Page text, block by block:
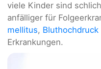
viele Kinder sind
anfälliger für
mellitus, Bluthochdruck
Erkrankungen.